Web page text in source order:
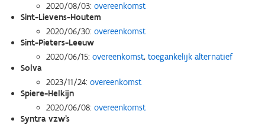
2020/08/03: overeenkomst
Sint-Lievens-Houtem
2020/06/30: overeenkomst
Sint-Pieters-Leeuw
2020/06/15: overeenkomst, toegankelijk alternatief
Solva
2023/11/24: overeenkomst
Spiere-Helkijn
2020/06/08: overeenkomst
Syntra vzw’s